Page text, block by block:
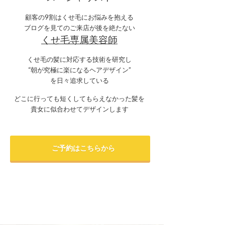
顧客の9割はくせ毛にお悩みを抱える
ブログを見てのご来店が後を絶たない
くせ毛専属美容師
くせ毛の髪に対応する技術を研究し
“朝が究極に楽になるヘアデザイン”
を日々追求している
どこに行っても短くしてもらえなかった髪を
貴女に似合わせてデザインします
ご予約はこちらから